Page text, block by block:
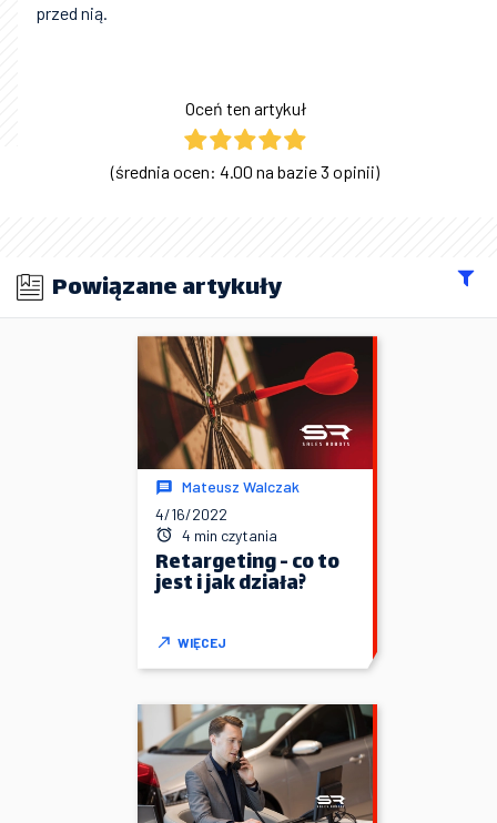
przed nią.
Oceń ten artykuł
(średnia ocen: 4.00 na bazie 3 opinii)
Powiązane artykuły
Mateusz Walczak
4/16/2022
4 min czytania
Retargeting - co to
jest i jak działa?
WIĘCEJ